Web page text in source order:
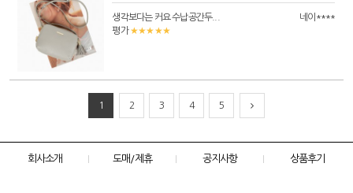
생각보다는 커요 수납공간두...
네이****
평가★★★★★
1 2 3 4 5
회사소개 도매/제휴 공지사항 상품후기